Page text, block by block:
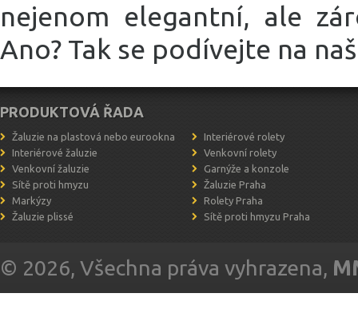
nejenom elegantní, ale
Ano? Tak se podívejte na
PRODUKTOVÁ ŘADA
Žaluzie na plastová nebo eurookna
Interiérové rolety
Interiérové žaluzie
Venkovní rolety
Venkovní žaluzie
Garnýže a konzole
Sítě proti hmyzu
Žaluzie Praha
Markýzy
Rolety Praha
Žaluzie plissé
Sítě proti hmyzu Praha
© 2026, Všechna práva vyhrazena,